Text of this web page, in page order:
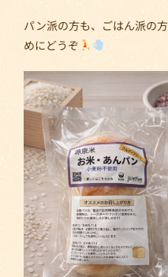
パン派の方も、ごはん派の
めにどうぞ